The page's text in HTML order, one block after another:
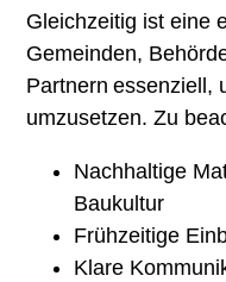
Gleichzeitig ist eine
Gemeinden,
Partnern essenziell,
umzusetzen. Zu
Nachhaltige
Baukultur
Frühzeitige
Klare